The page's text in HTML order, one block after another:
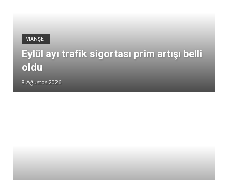
MANŞET
Eylül ayı trafik sigortası prim artışı belli
oldu
8 Ağustos 2026